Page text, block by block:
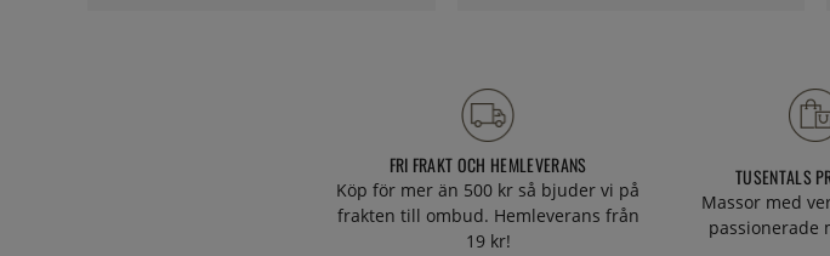
FRI FRAKT OCH HEMLEVERANS
Köp för mer än 500 kr så bjuder vi på
frakten till ombud. Hemleverans från
19 kr!
TUSENTALS
Massor med
passionerade